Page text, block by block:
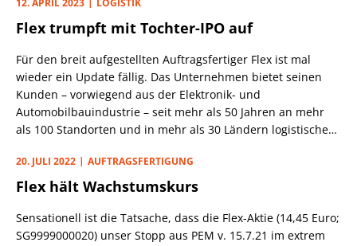
Flex trumpft mit Tochter-IPO auf
Für den breit aufgestellten Auftragsfertiger Flex ist mal
wieder ein Update fällig. Das Unternehmen bietet seinen
Kunden – vorwiegend aus der Elektronik- und
Automobilbauindustrie – seit mehr als 50 Jahren an mehr
als 100 Standorten und in mehr als 30 Ländern logistische
kennzeichnen die jüngsten Auszeichnungen zum Zulieferer
des Jahres von General Motors und zum Logistikpartner von
Afrika) die hohe Zufriedenheit der Kunden.
20. JULI 2022 AUFTRAGSFERTIGUNG
Flex hält Wachstumskurs
Sensationell ist die Tatsache, dass die Flex-Aktie (14,45 Euro;
SG9999000020) unser Stopp aus PEM v. 15.7.21 im extrem